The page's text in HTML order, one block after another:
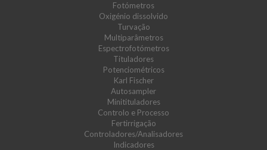
Fotómetros
Oxigénio dissolvido
Turvação
Multiparâmetros
Espectrofotómetros
Tituladores
Potenciométricos
Karl Fischer
Autosampler
Minitituladores
Controlo e Processo
Fertirrigação
Controladores/Analisadores
Indicadores